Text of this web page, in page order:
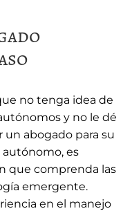
no tenga idea de
y no le dé
un abogado para su
es
que comprenda las
emergente.
en el manejo